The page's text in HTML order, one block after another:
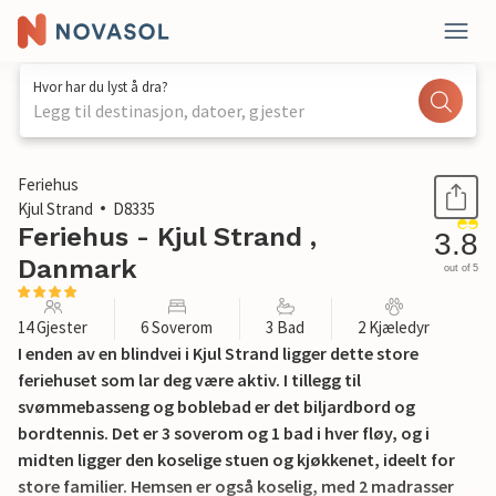
Hvor har du lyst å dra?
Legg til destinasjon, datoer, gjester
1 / 35
Feriehus
Kjul Strand
D8335
Feriehus - Kjul Strand ,
Danmark
3.8
out of 5
14 Gjester 6 Soverom 3 Bad 2 Kjæledyr
I enden av en blindvei i Kjul Strand ligger dette store
feriehuset som lar deg være aktiv. I tillegg til
svømmebasseng og boblebad er det biljardbord og
bordtennis. Det er 3 soverom og 1 bad i hver fløy, og i
midten ligger den koselige stuen og kjøkkenet, ideelt for
store familier. Hemsen er også koselig, med 2 madrasser